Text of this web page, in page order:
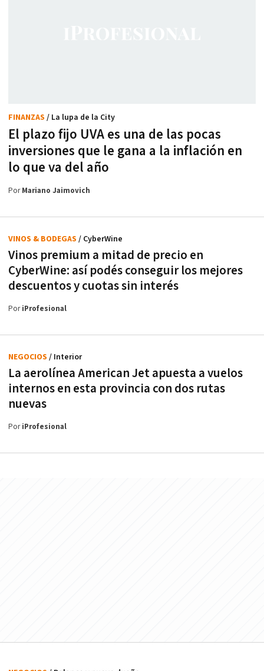
El plazo fijo UVA es una de las pocas
inversiones que le gana a la inflación en
lo que va del año
FINANZAS / La lupa de la City
PorMariano Jaimovich
Vinos premium a mitad de precio en
CyberWine: así podés conseguir los mejores
descuentos y cuotas sin interés
VINOS & BODEGAS / CyberWine
PoriProfesional
La aerolínea American Jet apuesta a vuelos
internos en esta provincia con dos rutas
nuevas
NEGOCIOS / Interior
PoriProfesional